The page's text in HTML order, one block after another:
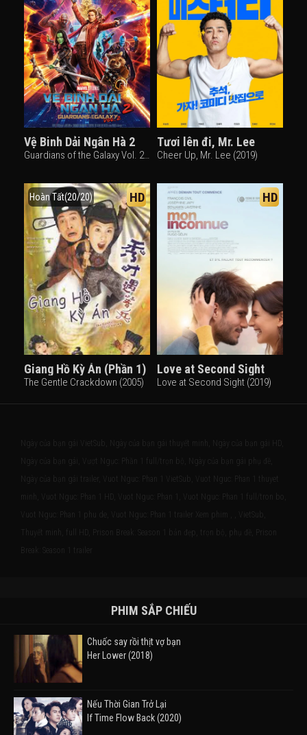
Vệ Binh Dải Ngân Hà 2
Guardians of the Galaxy Vol. 2 (2017)
Tươi lên đi, Mr. Lee
Cheer Up, Mr. Lee (2019)
Hoàn Tất(20/20) HD
Giang Hồ Kỳ Án (Phần 1)
The Gentle Crackdown (2005)
HD
Love at Second Sight
Love at Second Sight (2019)
Ngày của bạn gái VietSub, Ngày của bạn gái thuyết minh, Ngày của bạn gái HD,
Ngày của bạn gái, Vượt Ngục: Phần 1 full/trọn bộ, Ngày của bạn gái phụ đề,
Ngày của bạn gái trailer, Vuot Nguc: Phan 1 VietSub, Vuot Nguc: Phan 1 thuyet
minh, Vuot Nguc: Phan 1 HD, Vuot Nguc: Phan 1, Vuot Nguc: Phan 1 full/tron bo,
Vuot Nguc: Phan 1 phu de, Vuot Nguc: Phan 1 trailer Xem phim , , VietSub,
Thuyết minh, full HD, Prison Break: Season 1 bản đẹp, trọn bộ, phụ đề, Prison
Break: Season 1 trailer
PHIM SẮP CHIẾU
Chuốc say rồi thịt vợ bạn
Her Lower (2018)
Nếu Thời Gian Trở Lại
If Time Flow Back (2020)